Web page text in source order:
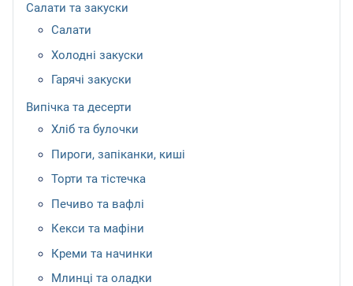
Салати та закуски
Салати
Холодні закуски
Гарячі закуски
Випічка та десерти
Хліб та булочки
Пироги, запіканки, киші
Торти та тістечка
Печиво та вафлі
Кекси та мафіни
Креми та начинки
Млинці та оладки